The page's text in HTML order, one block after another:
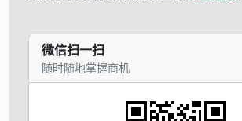
微信扫一扫
随时随地掌握商机